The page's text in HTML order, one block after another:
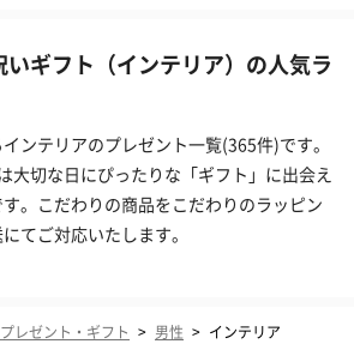
ギフト（インテリア）の人気ラ
ンテリアのプレゼント一覧(365件)です。
大切な日にぴったりな「ギフト」に出会え
。こだわりの商品をこだわりのラッピン
てご対応いたします。
レゼント・ギフト > 男性 > インテリア